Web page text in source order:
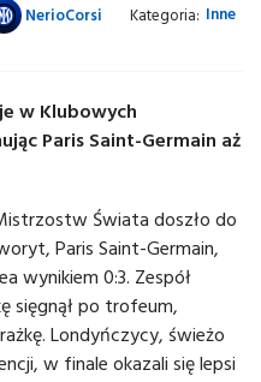
NerioCorsi Kategoria: Inne
w Klubowych
Paris Saint-Germain aż
Świata doszło do
Paris Saint-Germain,
wynikiem 0:3. Zespół
sięgnął po trofeum,
Londyńczycy, świeżo
w finale okazali się lepsi